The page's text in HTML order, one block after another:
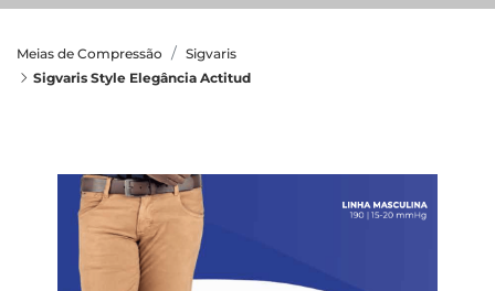
Meias de Compressão
Sigvaris
Sigvaris Style Elegância Actitud